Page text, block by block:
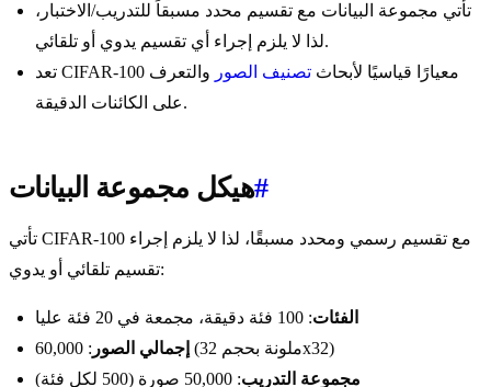
تأتي مجموعة البيانات مع تقسيم محدد مسبقاً للتدريب/الاختبار،
لذا لا يلزم إجراء أي تقسيم يدوي أو تلقائي.
تعد CIFAR-100 معيارًا قياسيًا لأبحاث تصنيف الصور والتعرف
على الكائنات الدقيقة.
هيكل مجموعة البيانات#
تأتي CIFAR-100 مع تقسيم رسمي ومحدد مسبقًا، لذا لا يلزم إجراء
تقسيم تلقائي أو يدوي:
الفئات: 100 فئة دقيقة، مجمعة في 20 فئة عليا
إجمالي الصور
: 60,000 (ملونة بحجم 32x32)
مجموعة التدريب: 50,000 صورة (500 لكل فئة)